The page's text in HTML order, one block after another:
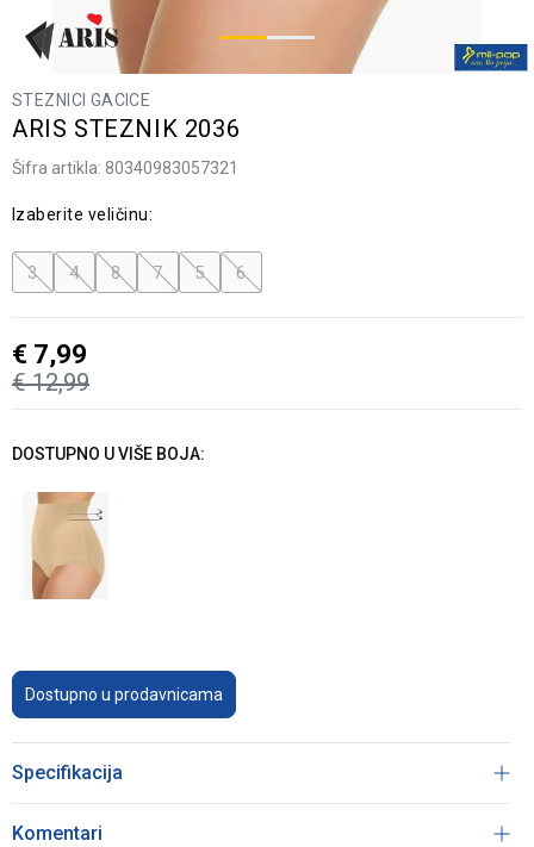
STEZNICI GACICE
ARIS STEZNIK 2036
Šifra artikla: 80340983057321
Izaberite veličinu:
3 4 8 7 5 6
€ 12,99
€ 7,99
DOSTUPNO U VIŠE BOJA:
Dostupno u prodavnicama
Specifikacija
Komentari